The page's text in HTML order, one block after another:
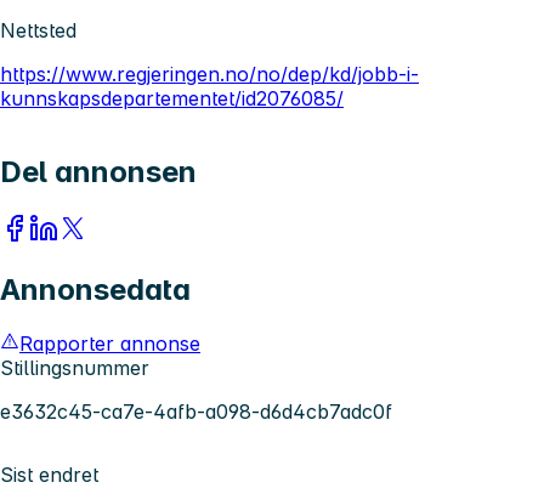
Nettsted
https://www.regjeringen.no/no/dep/kd/jobb-i-
kunnskapsdepartementet/id2076085/
Del annonsen
Annonsedata
Rapporter annonse
Stillingsnummer
e3632c45-ca7e-4afb-a098-d6d4cb7adc0f
Sist endret